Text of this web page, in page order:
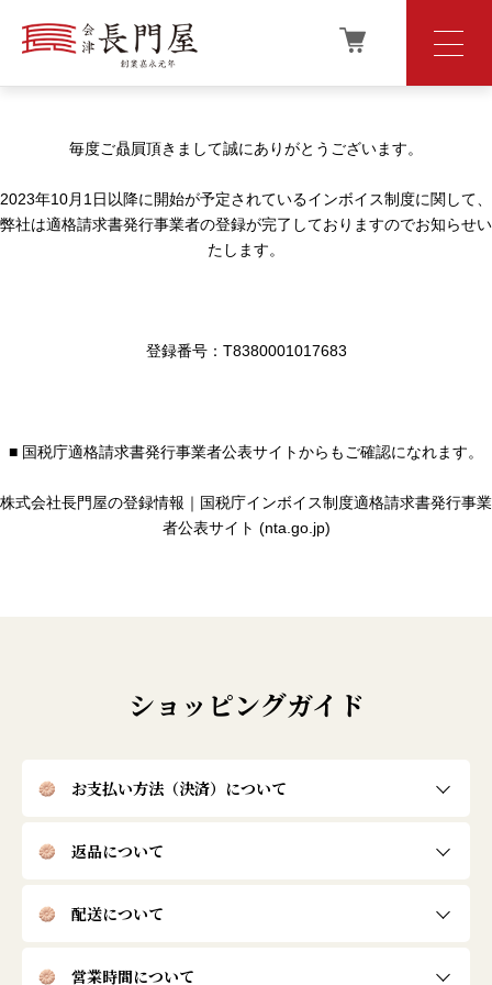
毎度ご贔屓頂きまして誠にありがとうございます。
2023年10月1日以降に開始が予定されているインボイス制度に関して、
弊社は適格請求書発行事業者の登録が完了しておりますのでお知らせい
たします。
登録番号：T8380001017683
■ 国税庁適格請求書発行事業者公表サイトからもご確認になれます。
株式会社長門屋の登録情報｜国税庁インボイス制度適格請求書発行事業
者公表サイト (nta.go.jp)
ショッピングガイド
お支払い方法（決済）について
返品について
配送について
営業時間について